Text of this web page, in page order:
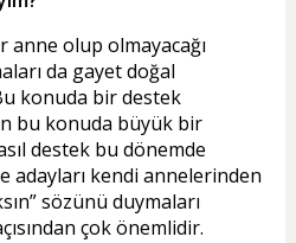
anne olup olmayacağı
da gayet doğal
konuda bir destek
bu konuda büyük bir
destek bu dönemde
adayları kendi annelerinden
sözünü duymaları
çok önemlidir.